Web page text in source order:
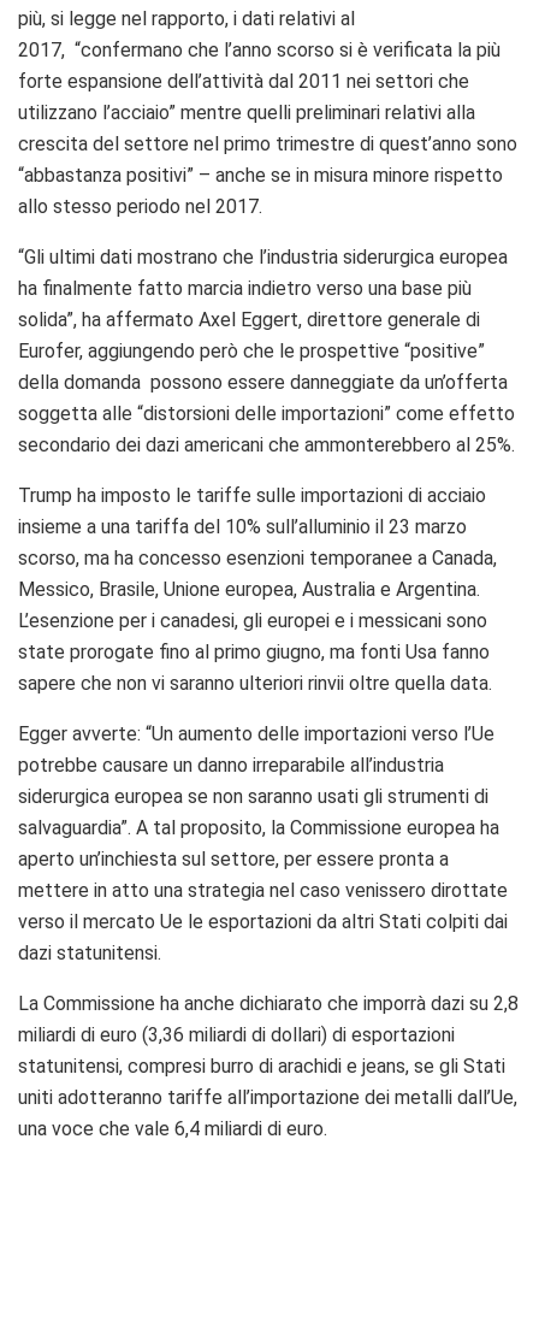
più, si legge nel rapporto, i dati relativi al
2017, “confermano che l’anno scorso si è verificata la più
forte espansione dell’attività dal 2011 nei settori che
utilizzano l’acciaio” mentre quelli preliminari relativi alla
crescita del settore nel primo trimestre di quest’anno sono
“abbastanza positivi” – anche se in misura minore rispetto
allo stesso periodo nel 2017.
“Gli ultimi dati mostrano che l’industria siderurgica europea
ha finalmente fatto marcia indietro verso una base più
solida”, ha affermato Axel Eggert, direttore generale di
Eurofer, aggiungendo però che le prospettive “positive”
della domanda possono essere danneggiate da un’offerta
soggetta alle “distorsioni delle importazioni” come effetto
secondario dei dazi americani che ammonterebbero al 25%.
Trump ha imposto le tariffe sulle importazioni di acciaio
insieme a una tariffa del 10% sull’alluminio il 23 marzo
scorso, ma ha concesso esenzioni temporanee a Canada,
Messico, Brasile, Unione europea, Australia e Argentina.
L’esenzione per i canadesi, gli europei e i messicani sono
state prorogate fino al primo giugno, ma fonti Usa fanno
sapere che non vi saranno ulteriori rinvii oltre quella data.
Egger avverte: “Un aumento delle importazioni verso l’Ue
potrebbe causare un danno irreparabile all’industria
siderurgica europea se non saranno usati gli strumenti di
salvaguardia”. A tal proposito, la Commissione europea ha
aperto un’inchiesta sul settore, per essere pronta a
mettere in atto una strategia nel caso venissero dirottate
verso il mercato Ue le esportazioni da altri Stati colpiti dai
dazi statunitensi.
La Commissione ha anche dichiarato che imporrà dazi su 2,8
miliardi di euro (3,36 miliardi di dollari) di esportazioni
statunitensi, compresi burro di arachidi e jeans, se gli Stati
uniti adotteranno tariffe all’importazione dei metalli dall’Ue,
una voce che vale 6,4 miliardi di euro.